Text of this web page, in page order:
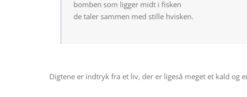
bomben som ligger midt i fisken
de taler sammen med stille hvisken.
Digtene er indtryk fra et liv, der er ligeså meget et kald og